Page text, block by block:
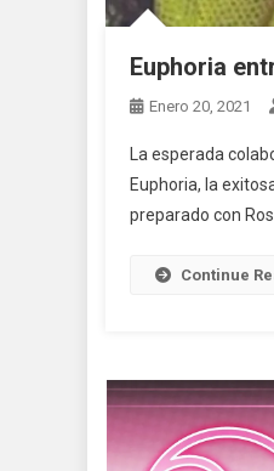
Euphoria
Enero 20, 2021
La esperada
Euphoria, la
preparado con
Continue